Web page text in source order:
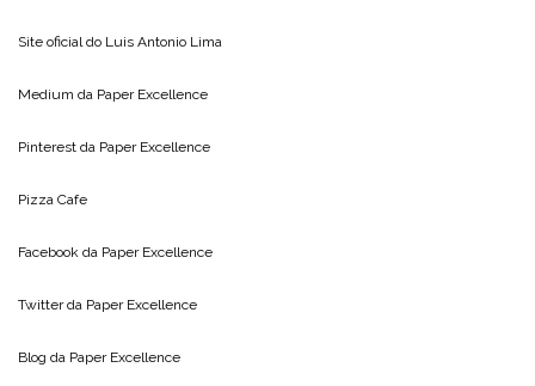
Site oficial do Luis Antonio Lima
Medium da Paper Excellence
Pinterest da Paper Excellence
Pizza Cafe
Facebook da Paper Excellence
Twitter da Paper Excellence
Blog da Paper Excellence